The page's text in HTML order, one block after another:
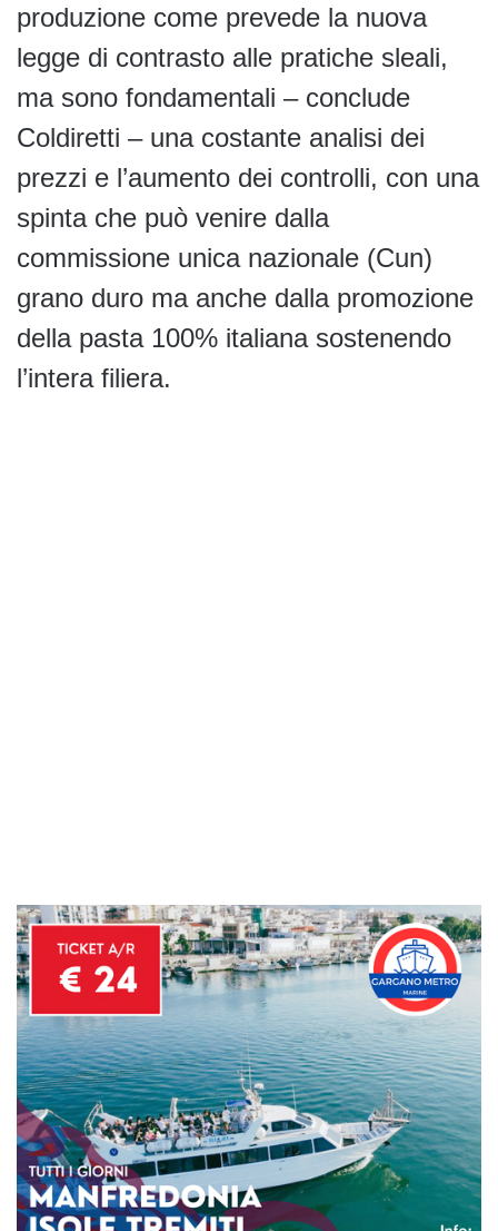
produzione come prevede la nuova
legge di contrasto alle pratiche sleali,
ma sono fondamentali – conclude
Coldiretti – una costante analisi dei
prezzi e l’aumento dei controlli, con una
spinta che può venire dalla
commissione unica nazionale (Cun)
grano duro ma anche dalla promozione
della pasta 100% italiana sostenendo
l’intera filiera.